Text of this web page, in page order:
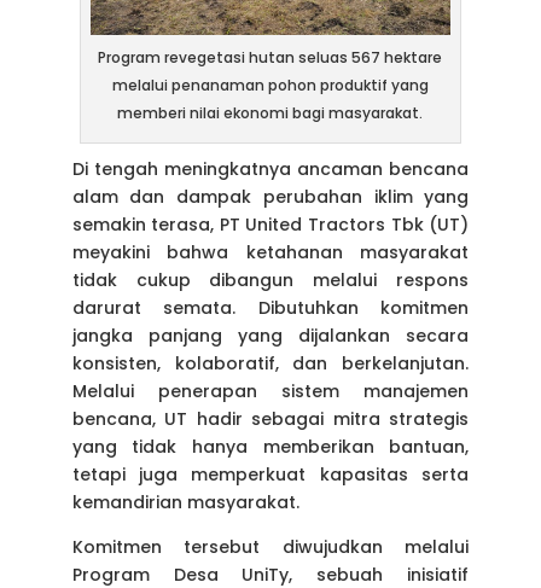
Program revegetasi hutan seluas 567 hektare
melalui penanaman pohon produktif yang
memberi nilai ekonomi bagi masyarakat.
Di tengah meningkatnya ancaman bencana
alam dan dampak perubahan iklim yang
semakin terasa, PT United Tractors Tbk (UT)
meyakini bahwa ketahanan masyarakat
tidak cukup dibangun melalui respons
darurat semata. Dibutuhkan komitmen
jangka panjang yang dijalankan secara
konsisten, kolaboratif, dan berkelanjutan.
Melalui penerapan sistem manajemen
bencana, UT hadir sebagai mitra strategis
yang tidak hanya memberikan bantuan,
tetapi juga memperkuat kapasitas serta
kemandirian masyarakat.
Komitmen tersebut diwujudkan melalui
Program Desa UniTy, sebuah inisiatif